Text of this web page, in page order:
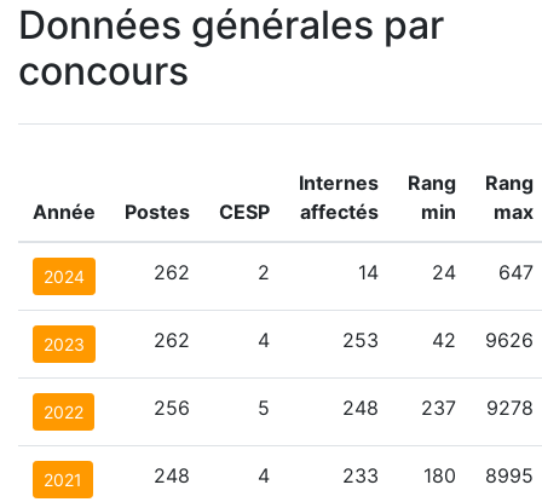
Données générales par
concours
Année Postes CESP
Internes
affectés
Rang
min
Rang
max
2024 262 2 14 24 647
2023 262 4 253 42 9626
2022 256 5 248 237 9278
2021 248 4 233 180 8995